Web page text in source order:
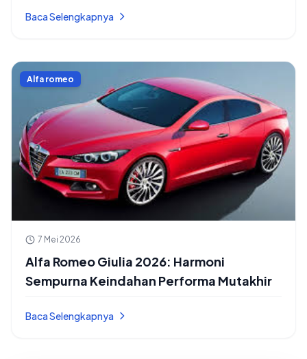
Banget
Baca Selengkapnya
Alfa romeo
7 Mei 2026
Alfa Romeo Giulia 2026: Harmoni
Sempurna Keindahan Performa Mutakhir
Baca Selengkapnya